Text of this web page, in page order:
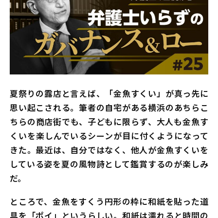
夏祭りの露店と言えば、「金魚すくい」が真っ先に
思い起こされる。筆者の自宅がある横浜のあちらこ
ちらの商店街でも、子どもに限らず、大人も金魚す
くいを楽しんでいるシーンが目に付くようになって
きた。最近は、自分ではなく、他人が金魚すくいを
している姿を夏の風物詩として鑑賞するのが楽しみ
だ。
ところで、金魚をすくう円形の枠に和紙を貼った道
具を「ポイ」というらしい。和紙は濡れると時間の